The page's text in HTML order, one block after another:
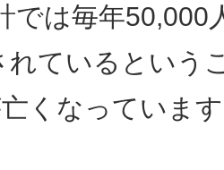
では毎年50,000
れているという
くなっていま